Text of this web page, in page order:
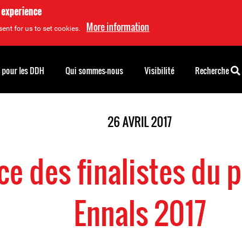
for us to set cookies. More information
26 AVRIL 2017
des finalistes du
Ennals 2017
les DDH Qui sommes-nous Visibilité Recherche